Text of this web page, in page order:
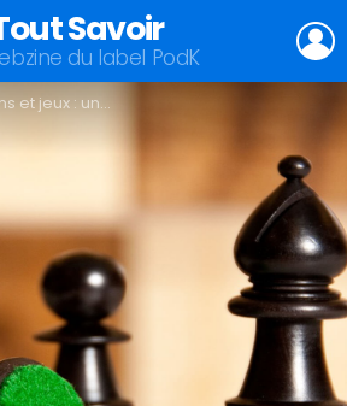
Savoir
du label PodK
: une stratégie gagnante !